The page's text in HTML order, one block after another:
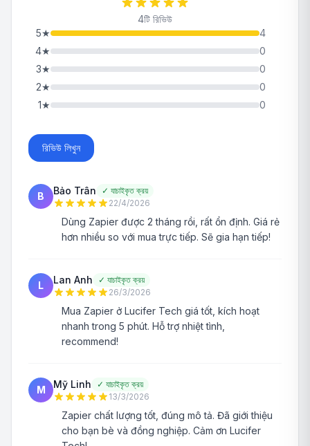
4টি রিভিউ
5★
4
4★
0
3★
0
2★
0
1★ 0
রিভিউ লিখুন
B Bảo Trân ✓ যাচাইকৃত ক্রয়
22/4/2026
Dùng Zapier được 2 tháng rồi, rất ổn định. Giá rẻ
hơn nhiều so với mua trực tiếp. Sẽ gia hạn tiếp!
L Lan Anh ✓ যাচাইকৃত ক্রয়
26/3/2026
Mua Zapier ở Lucifer Tech giá tốt, kích hoạt
nhanh trong 5 phút. Hỗ trợ nhiệt tình,
recommend!
M Mỹ Linh ✓ যাচাইকৃত ক্রয়
13/3/2026
Zapier chất lượng tốt, đúng mô tả. Đã giới thiệu
cho bạn bè và đồng nghiệp. Cảm ơn Lucifer